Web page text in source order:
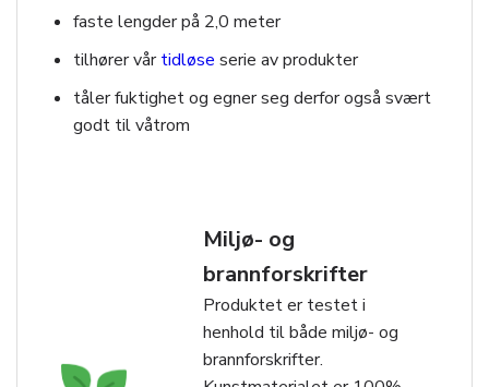
faste lengder på 2,0 meter
tilhører vårtidløse serie av produkter
tåler fuktighet og egner seg derfor også svært
godt til våtrom
Miljø- og
brannforskrifter
Produktet er testet i
henhold til både miljø- og
brannforskrifter.